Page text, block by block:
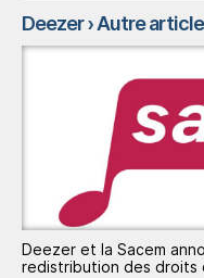
Deezer› Autre
Deezer et la Sacem
redistribution des droits